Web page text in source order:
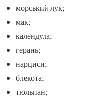
морський лук;
мак;
календула;
герань;
нарциси;
блекота;
тюльпан;